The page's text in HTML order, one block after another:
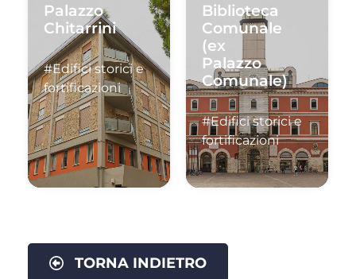
Palazzo
Chitarrini
#Edifici storici e
fortificazioni
Biblioteca
Comunale
(ex
Palazzo
Comunale)
#Edifici storici e
fortificazioni
TORNA INDIETRO